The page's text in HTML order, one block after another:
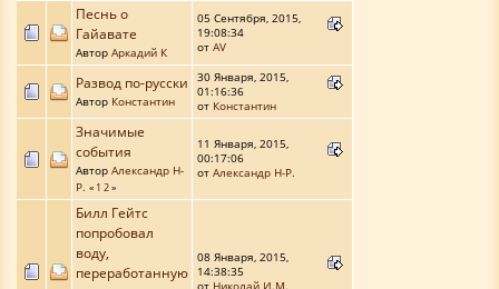
Песнь о
Гайавате
Автор Аркадий К
05 Сентября, 2015,
19:08:34
от AV
Развод по-русски
Автор Константин
30 Января, 2015,
01:16:36
от Константин
Значимые
события
Автор Александр Н-
Р. « 1 2»
11 Января, 2015,
00:17:06
от Александр Н-Р.
Билл Гейтс
попробовал
воду,
переработанную
08 Января, 2015,
14:38:35
от Николай И.М.